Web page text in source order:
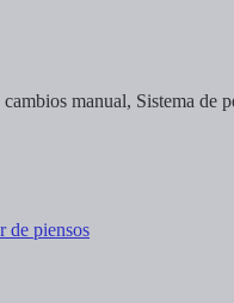
manual, Sistema de